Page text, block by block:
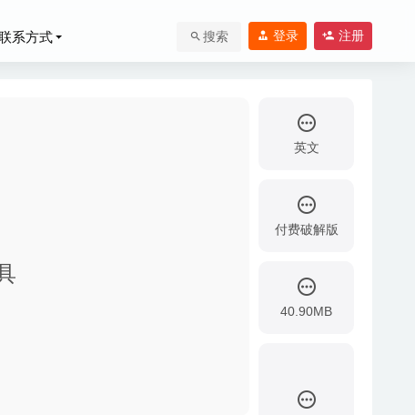
系方式 搜索 登录 注册
英文
付费破解版
40.90MB
理模拟游戏
纸软件